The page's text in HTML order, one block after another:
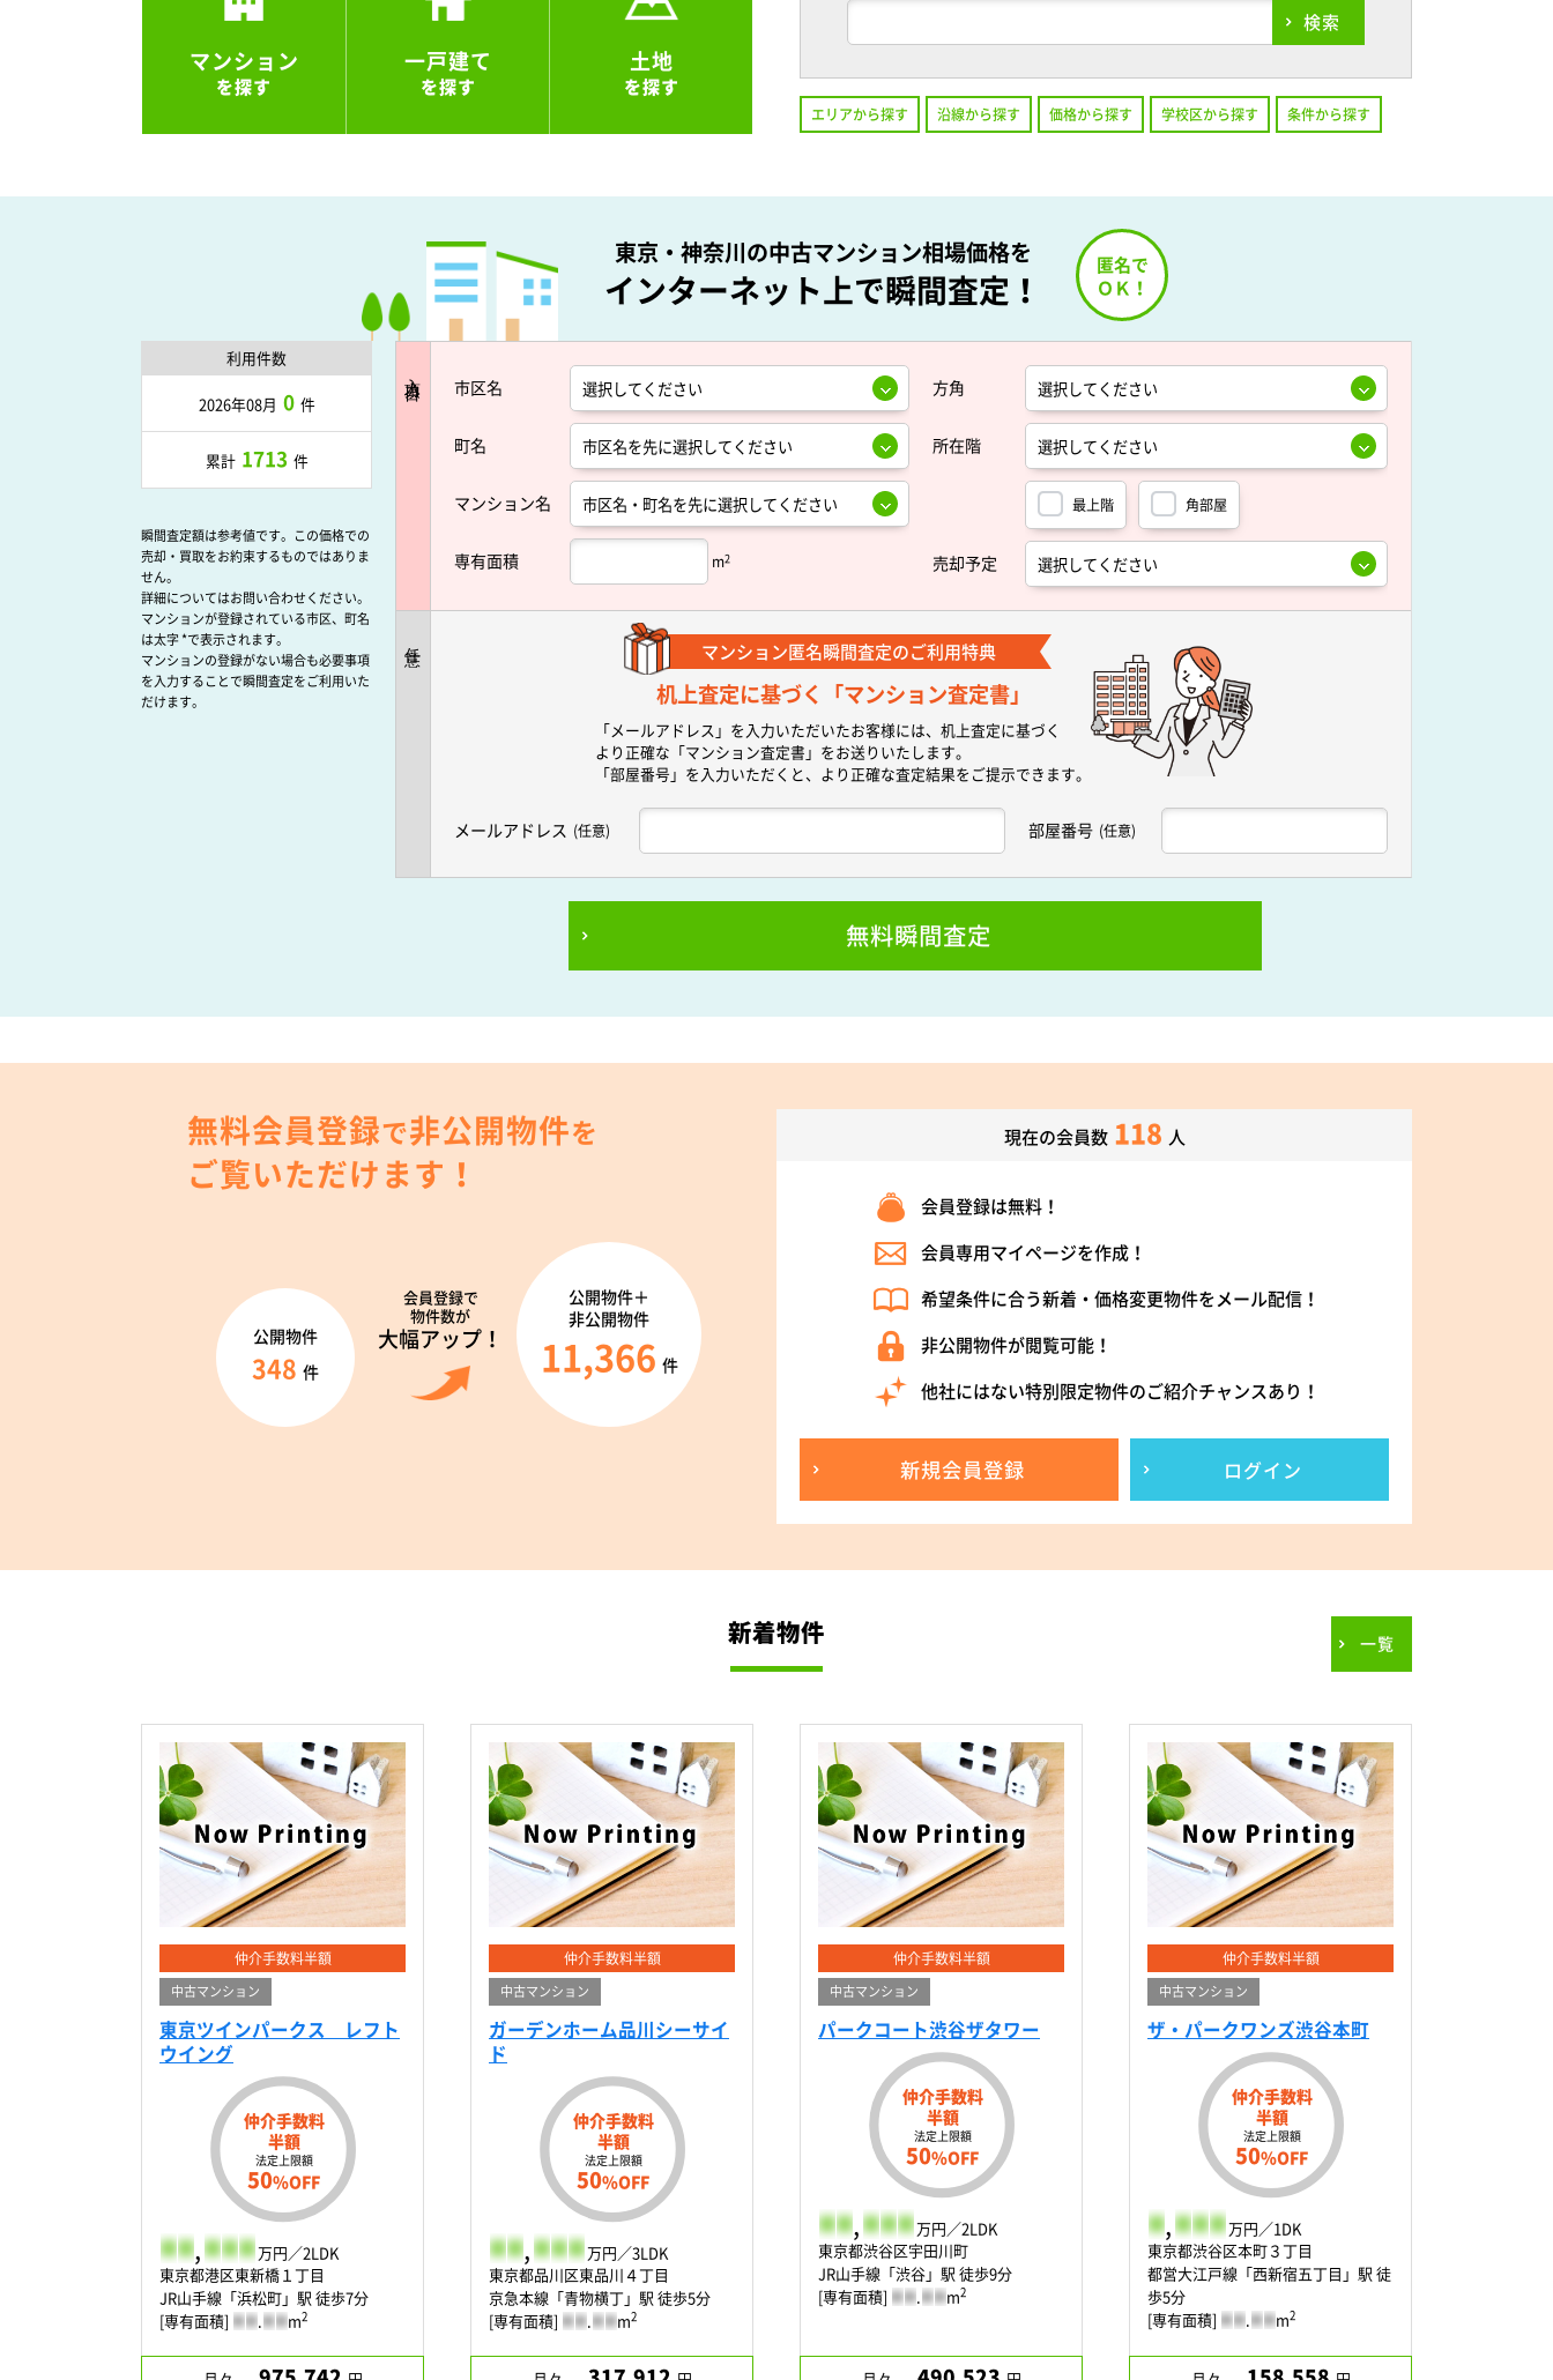
マンション
を探す
一戸建て
を探す
土地
を探す
検索
エリアから探す 沿線から探す 価格から探す 学校区から探す 条件から探す
東京・神奈川の中古マンション相場価格を
インターネット上で瞬間査定！
利用件数
2026年08月 0 件
累計 1713 件
市区名
町名
マンション名
専有面積 m2
方角
所在階
最上階 角部屋
売却予定
マンション匿名瞬間査定のご利用特典
机上査定に基づく 「マンション査定書」
「メールアドレス」を入力いただいたお客様には、机上査定に基づく
より正確な 「マンション査定書」 をお送りいたします。
「部屋番号」を入力いただくと、より正確な査定結果をご提示できます。
メールアドレス (任意) 部屋番号 (任意)
無料瞬間査定
瞬間査定額は参考値です。この価格での
売却・買取をお約束するものではありま
せん。
詳細についてはお問い合わせください。
マンションが登録されている市区、町名
は太字 *で表示されます。
マンションの登録がない場合も必要事項
を入力することで瞬間査定をご利用いた
だけます。
無料会員登録で非公開物件を
ご覧いただけます！
会員登録で
物件数が
大幅アップ！
公開物件
348 件
公開物件＋
非公開物件
11,366 件
現在の会員数 118 人
会員登録は無料！
会員専用マイページを作成！
希望条件に合う新着・価格変更物件をメール配信！
非公開物件が閲覧可能！
他社にはない特別限定物件のご紹介チャンスあり！
新規会員登録 ログイン
新着物件 一覧
仲介手数料半額
中古マンション
東京ツインパークス レフト
ウイング
仲介手数料
半額
法定上限額
50%OFF
- - ,- - - 万円／2LDK
東京都港区東新橋１丁目
JR山手線「浜松町」駅 徒歩7分
[専有面積] - - .- - m2
仲介手数料半額
中古マンション
ガーデンホーム品川シーサイ
ド
仲介手数料
半額
法定上限額
50%OFF
- - ,- - - 万円／3LDK
東京都品川区東品川４丁目
京急本線「青物横丁」駅 徒歩5分
[専有面積] - - .- - m2
仲介手数料半額
中古マンション
パークコート渋谷ザタワー
仲介手数料
半額
法定上限額
50%OFF
- - ,- - - 万円／2LDK
東京都渋谷区宇田川町
JR山手線「渋谷」駅 徒歩9分
[専有面積] - - .- - m2
仲介手数料半額
中古マンション
ザ・パークワンズ渋谷本町
仲介手数料
半額
法定上限額
50%OFF
- ,- - - 万円／1DK
東京都渋谷区本町３丁目
都営大江戸線「西新宿五丁目」駅 徒
歩5分
[専有面積] - - .- - m2